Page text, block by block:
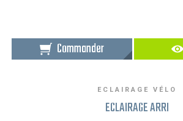
Commander
ECLAIRAGE VÉLO
ECLAIRAGE ARRI